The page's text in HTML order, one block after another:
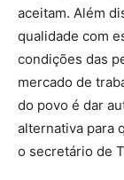
aceitam. Além
qualidade com
condições das
mercado de
do povo é dar
alternativa para
o secretário de